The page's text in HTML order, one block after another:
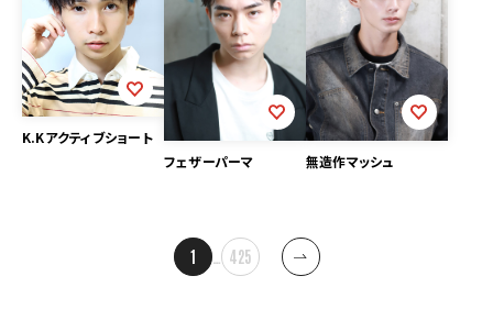
K.Kアクティブショート
フェザーパーマ
無造作マッシュ
1 … 425